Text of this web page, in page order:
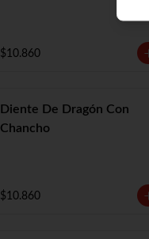
$10.860
Diente De Dragón Con
Chancho
$10.860